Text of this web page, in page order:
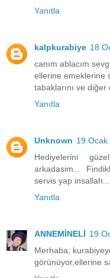
Yanıtla
kalpkurabiye 18
canım ablacım
ellerine emeklerine
tabaklarını ve
Yanıtla
Unknown 19 Ocak
Hediyelerini
arkadasim...
servis yap insallah...
Yanıtla
ANNEMİNELİ 19
Merhaba;
görünüyor,ellerine